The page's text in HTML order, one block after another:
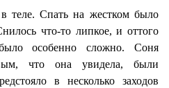
теле. Спать на жестком было
что-то липкое, и оттого
особенно сложно. Соня
что она увидела, были
в несколько заходов